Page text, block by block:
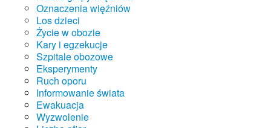
Oznaczenia więźniów
Los dzieci
Życie w obozie
Kary i egzekucje
Szpitale obozowe
Eksperymenty
Ruch oporu
Informowanie świata
Ewakuacja
Wyzwolenie